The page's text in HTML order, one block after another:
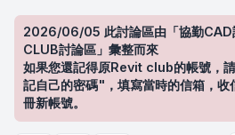
2026/06/05 此討論區由「協勤CAD
CLUB討論區」彙整而來
如果您還記得原Revit club的帳號，
記自己的密碼"，填寫當時的信箱，收
冊新帳號。